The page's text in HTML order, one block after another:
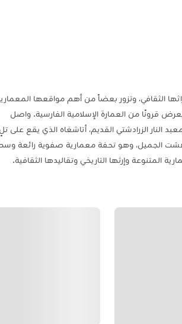
الثقافي، وتزور بعضاً من أهم مواقعها
قرونًا من العمارة الإسلامية الفارسية. واصل
النار الزرادشتي القديم، أتاشغاه الذي يقع على تلٍ
الجميل، وهو تحفة معمارية صفوية رائعة
وإرثها التاريخي وتقاليدها الثقافية.